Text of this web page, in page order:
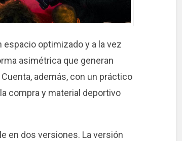
espacio optimizado y a la vez
asimétrica que generan
además, con un práctico
compra y material deportivo
en dos versiones. La versión